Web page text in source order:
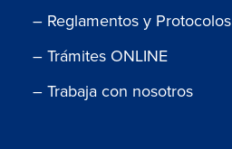
– Reglamentos y Protocolos
– Trámites ONLINE
– Trabaja con nosotros